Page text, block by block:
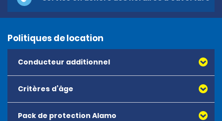
Politiques de location
Conducteur additionnel
Critères d’âge
Pack de protection Alamo